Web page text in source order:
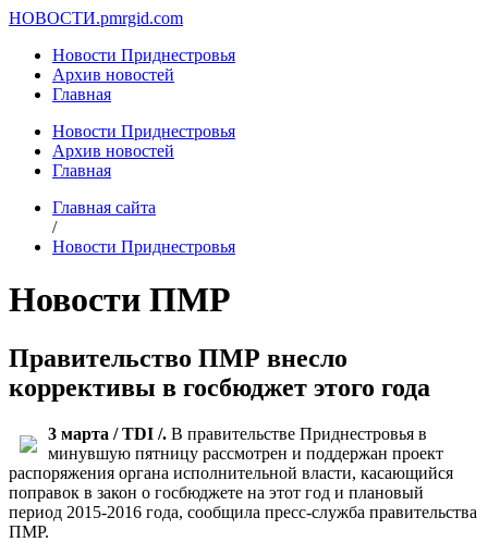
НОВОСТИ.pmrgid.com
Новости Приднестровья
Архив новостей
Главная
Новости Приднестровья
Архив новостей
Главная
Главная сайта
/
Новости Приднестровья
Новости ПМР
Правительство ПМР внесло
коррективы в госбюджет этого года
3 марта / TDI /. В правительстве Приднестровья в
минувшую пятницу рассмотрен и поддержан проект
распоряжения органа исполнительной власти, касающийся
поправок в закон о госбюджете на этот год и плановый
период 2015-2016 года, сообщила пресс-служба правительства
ПМР.